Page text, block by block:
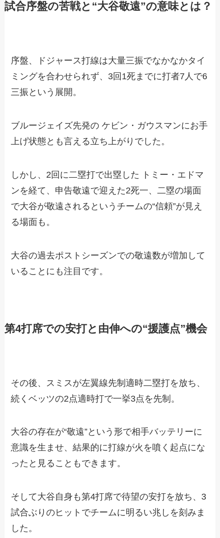
試合序盤の苦戦と“大谷敬遠”の意味とは？
序盤、ドジャース打線は大量三振でなかなかタイ
ミングを合わせられず、3回1死までに打者7人で6
三振という展開。
ブルージェイズ先発の ケビン・ガウスマンにお手
上げ状態とも言える立ち上がりでした。
しかし、2回に二塁打で出塁した トミー・エドマ
ンを経て、申告敬遠で迎えた2死一、二塁の場面
で大谷が敬遠されるというチームの“信頼”が見え
る場面も。
大谷の過去ポストシーズンでの敬遠数が増加して
いることにも注目です。
第4打席での安打と由伸への“援護点”機会
その後、スミスが左翼線先制適時二塁打を放ち、
続くベッツの2点適時打で一挙3点を先制。
大谷の存在が“敬遠”という形で相手バッテリーに
意識を生ませ、結果的に打線が火を噴く起点にな
ったと見ることもできます。
そして大谷自身も第4打席で待望の安打を放ち、3
試合ぶりのヒットでチームに明るい兆しを刻みま
した。